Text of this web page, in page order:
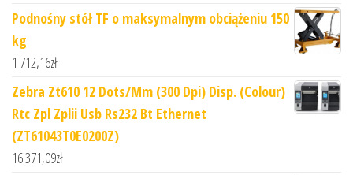
Podnośny stół TF o maksymalnym obciążeniu 150
kg
1 712,16zł
Zebra Zt610 12 Dots/Mm (300 Dpi) Disp. (Colour)
Rtc Zpl Zplii Usb Rs232 Bt Ethernet
(ZT61043T0E0200Z)
16 371,09zł